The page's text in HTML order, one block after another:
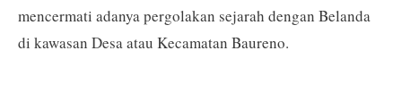
mencermati adanya pergolakan sejarah dengan Belanda
di kawasan Desa atau Kecamatan Baureno.